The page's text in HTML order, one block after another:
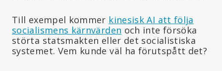
Till exempel kommer kinesisk AI att följa
socialismens kärnvärden och inte försöka
störta statsmakten eller det socialistiska
systemet. Vem kunde väl ha förutspått det?